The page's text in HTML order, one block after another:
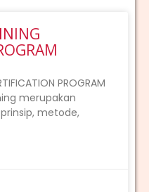
PROGRAM
merupakan
metode,